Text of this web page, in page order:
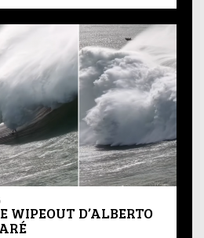
WIPEOUT D’ALBERTO